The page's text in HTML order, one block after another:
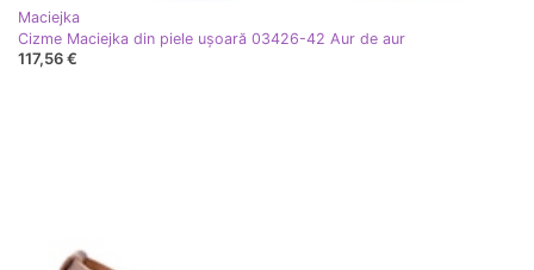
Maciejka
Cizme Maciejka din piele ușoară 03426-42 Aur de aur
117,56 €